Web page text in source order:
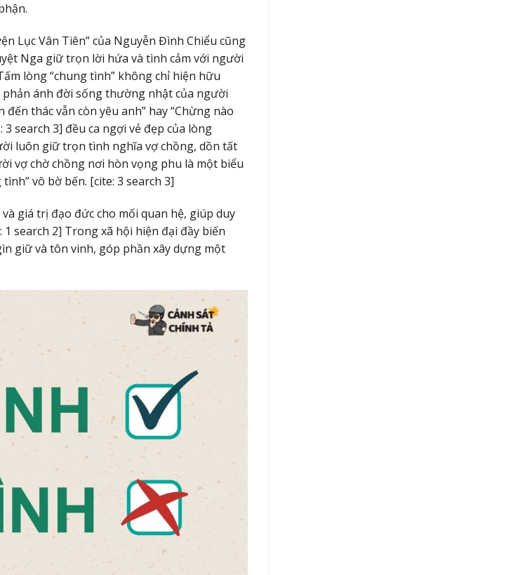
Lục Vân Tiên” của Nguyễn Đình Chiểu cũng
Nga giữ trọn lời hứa và tình cảm với người
lòng “chung tình” không chỉ hiện hữu
ánh đời sống thường nhật của người
thác vẫn còn yêu anh” hay “Chừng nào
search 3] đều ca ngợi vẻ đẹp của lòng
luôn giữ trọn tình nghĩa vợ chồng, dồn tất
vợ chờ chồng nơi hòn vọng phu là một biểu
vô bờ bến. [cite: 3 search 3]
giá trị đạo đức cho mối quan hệ, giúp duy
search 2] Trong xã hội hiện đại đầy biến
giữ và tôn vinh, góp phần xây dựng một